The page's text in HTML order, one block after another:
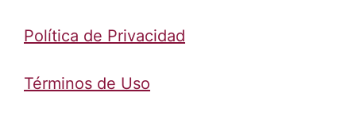
Política de Privacidad
Términos de Uso